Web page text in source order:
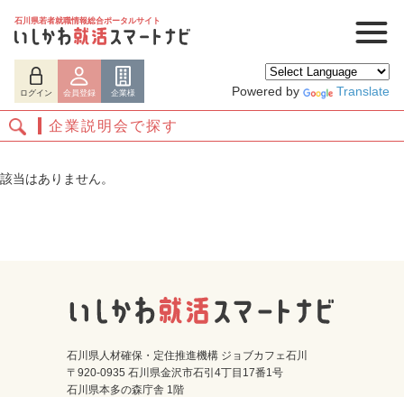
石川県若者就職情報総合ポータルサイト
ログイン 会員登録 企業様 Powered by Translate
ログイン 会員登録
企業説明会で探す
該当はありません。
石川県人材確保・定住推進機構 ジョブカフェ石川
〒920-0935 石川県金沢市石引4丁目17番1号
石川県本多の森庁舎 1階